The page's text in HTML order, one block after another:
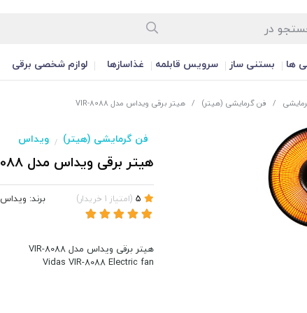
ها بستنی ساز سرویس قابلمه غذاسازها لوازم شخصی برقی
/ فن گرمایشی (هیتر) / هیتر برقی ویداس مدل VIR-8088
فن گرمایشی (هیتر) / ویداس
هیتر برقی ویداس مدل VIR-8088
(امتیاز 1 خریدار) برند: ویداس
هیتر برقی ویداس مدل VIR-8088
Vidas VIR-8088 Electric fan